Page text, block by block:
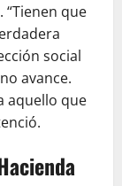
“Tienen que
social
avance.
aquello que